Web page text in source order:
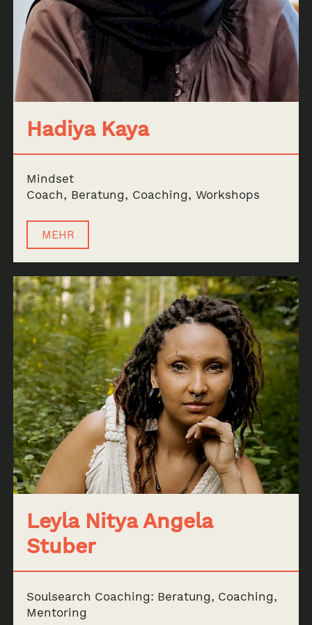
Archiv
News & Events
SSOA
Memorial
Hadiya Kaya
Mindset
Coach, Beratung, Coaching, Workshops
MEHR
Leyla Nitya Angela
Stuber
Soulsearch Coaching: Beratung, Coaching,
Mentoring